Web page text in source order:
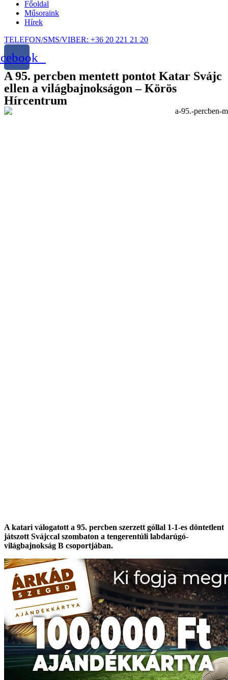
Főoldal
Műsoraink
Hírek
TELEFON/SMS/VIBER: +36 20 221 21 20
A 95. percben mentett pontot Katar Svájc
ellen a világbajnokságon – Körös
Hírcentrum
A katari válogatott a 95. percben szerzett góllal 1-1-es döntetlent
játszott Svájccal szombaton a tengerentúli labdarúgó-
világbajnokság B csoportjában.